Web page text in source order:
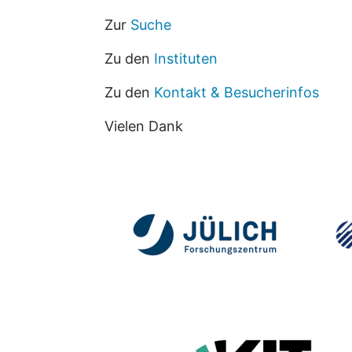
Zur Suche
Zu den Instituten
Zu den Kontakt & Besucherinfos
Vielen Dank